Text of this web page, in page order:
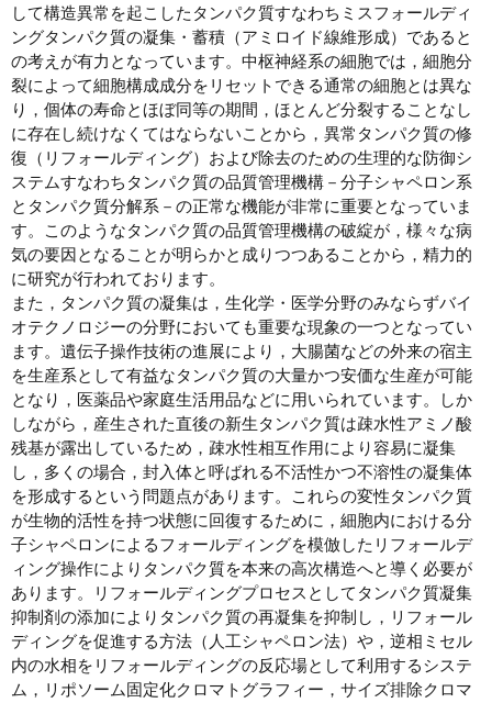
して構造異常を起こしたタンパク質すなわちミスフォールディ
ングタンパク質の凝集・蓄積（アミロイド線維形成）であると
の考えが有力となっています。中枢神経系の細胞では，細胞分
裂によって細胞構成成分をリセットできる通常の細胞とは異な
り，個体の寿命とほぼ同等の期間，ほとんど分裂することなし
に存在し続けなくてはならないことから，異常タンパク質の修
復（リフォールディング）および除去のための生理的な防御シ
ステムすなわちタンパク質の品質管理機構－分子シャペロン系
とタンパク質分解系－の正常な機能が非常に重要となっていま
す。このようなタンパク質の品質管理機構の破綻が，様々な病
気の要因となることが明らかと成りつつあることから，精力的
に研究が行われております。
また，タンパク質の凝集は，生化学・医学分野のみならずバイ
オテクノロジーの分野においても重要な現象の一つとなってい
ます。遺伝子操作技術の進展により，大腸菌などの外来の宿主
を生産系として有益なタンパク質の大量かつ安価な生産が可能
となり，医薬品や家庭生活用品などに用いられています。しか
しながら，産生された直後の新生タンパク質は疎水性アミノ酸
残基が露出しているため，疎水性相互作用により容易に凝集
し，多くの場合，封入体と呼ばれる不活性かつ不溶性の凝集体
を形成するという問題点があります。これらの変性タンパク質
が生物的活性を持つ状態に回復するために，細胞内における分
子シャペロンによるフォールディングを模倣したリフォールデ
ィング操作によりタンパク質を本来の高次構造へと導く必要が
あります。リフォールディングプロセスとしてタンパク質凝集
抑制剤の添加によりタンパク質の再凝集を抑制し，リフォール
ディングを促進する方法（人工シャペロン法）や，逆相ミセル
内の水相をリフォールディングの反応場として利用するシステ
ム，リポソーム固定化クロマトグラフィー，サイズ排除クロマ